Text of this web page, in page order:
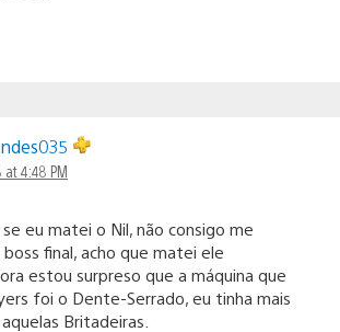
4:48 PM
eu matei o Nil, não consigo me
final, acho que matei ele
estou surpreso que a máquina que
foi o Dente-Serrado, eu tinha mais
Britadeiras.